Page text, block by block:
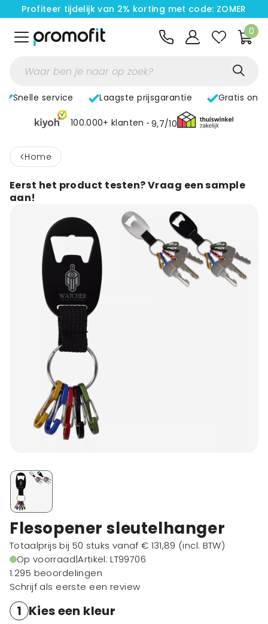
Profiteer tijdelijk van 2% korting met code: ZOMER
0
Snelle service Laagste prijsgarantie Gratis
100.000+ klanten 9,7/10
< home
Eerst het product testen? Vraag een sample
aan!
Flesopener sleutelhanger
Totaalprijs bij 50 stuks vanaf € 131,89 (incl. BTW)
Op voorraad|Artikel: LT99706
1.295 beoordelingen
Schrijf als eerste een review
1 Kies een kleur